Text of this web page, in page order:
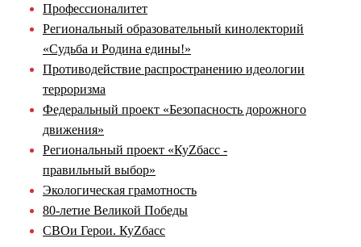
Профессионалитет
Региональный образовательный кинолекторий
«Судьба и Родина едины!»
Противодействие распространению идеологии
терроризма
Федеральный проект «Безопасность дорожного
движения»
Региональный проект «КуZбасс -
правильный выбор»
Экологическая грамотность
80-летие Великой Победы
СВОи Герои. КуZбасс